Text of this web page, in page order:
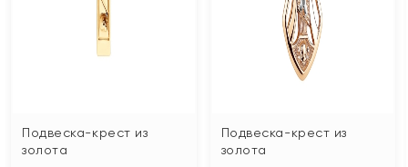
Подвеска-крест из
золота
Подвеска-крест из
золота